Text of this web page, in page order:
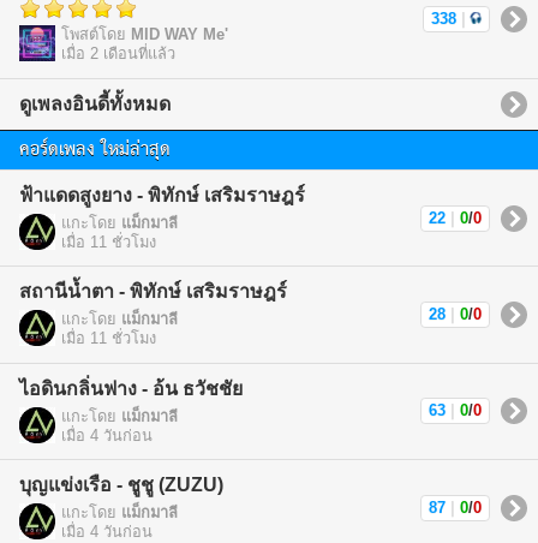
โพสต์โดย MID WAY Me'
เมื่อ 2 เดือนที่แล้ว
338
ดูเพลงอินดี้ทั้งหมด
คอร์ดเพลง ใหม่ล่าสุด
ฟ้าแดดสูงยาง - พิทักษ์ เสริมราษฎร์
แกะโดย แม็กมาลี
เมื่อ 11 ชั่วโมง
22 0/0
สถานีน้ำตา - พิทักษ์ เสริมราษฎร์
แกะโดย แม็กมาลี
เมื่อ 11 ชั่วโมง
28 0/0
ไอดินกลิ่นฟาง - อ้น ธวัชชัย
แกะโดย แม็กมาลี
เมื่อ 4 วันก่อน
63 0/0
บุญแข่งเรือ - ชูชู (ZUZU)
แกะโดย แม็กมาลี
เมื่อ 4 วันก่อน
87 0/0